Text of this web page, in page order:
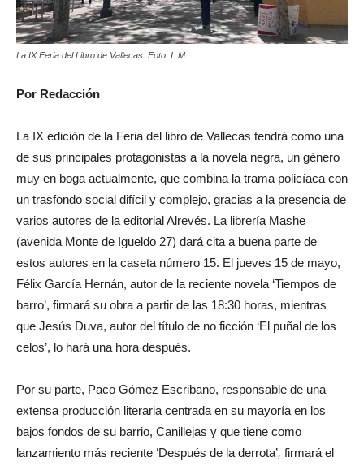
La IX Feria del Libro de Vallecas. Foto: I. M.
Por Redacción
La IX edición de la Feria del libro de Vallecas tendrá como una
de sus principales protagonistas a la novela negra, un género
muy en boga actualmente, que combina la trama policíaca con
un trasfondo social difícil y complejo, gracias a la presencia de
varios autores de la editorial Alrevés. La librería Mashe
(avenida Monte de Igueldo 27) dará cita a buena parte de
estos autores en la caseta número 15. El jueves 15 de mayo,
Félix García Hernán, autor de la reciente novela ‘Tiempos de
barro’, firmará su obra a partir de las 18:30 horas, mientras
que Jesús Duva, autor del título de no ficción ‘El puñal de los
celos’, lo hará una hora después.
Por su parte, Paco Gómez Escribano, responsable de una
extensa producción literaria centrada en su mayoría en los
bajos fondos de su barrio, Canillejas y que tiene como
lanzamiento más reciente ‘Después de la derrota’, firmará el